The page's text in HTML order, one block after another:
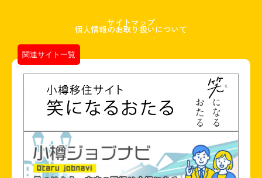
サイトマップ
個人情報のお取り扱いについて
関連サイト一覧